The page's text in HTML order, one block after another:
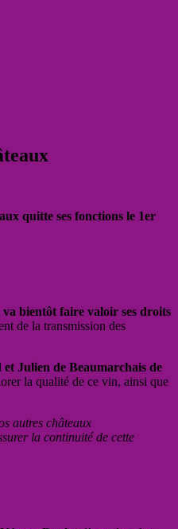
quitte ses fonctions le 1er
bientôt faire valoir ses droits
de la transmission des
Julien de Beaumarchais de
la qualité de ce vin, ainsi que
autres châteaux
la continuité de cette